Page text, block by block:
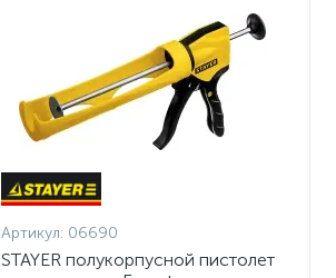
Артикул: 06690
STAYER полукорпусной пистолет